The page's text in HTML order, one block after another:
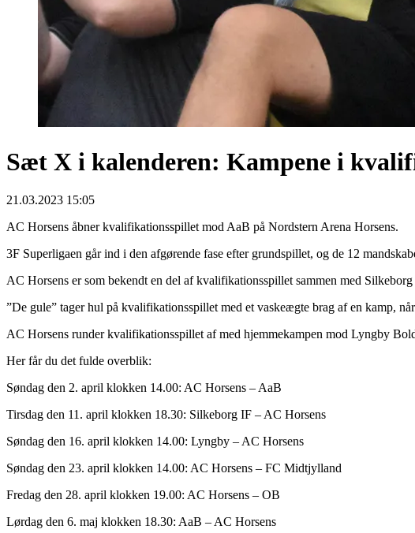
Sæt X i kalenderen: Kampene i
21.03.2023 15:05
AC Horsens åbner kvalifikationsspillet mod AaB på Nordstern Arena Horsens.
3F Superligaen går ind i den afgørende fase efter grundspillet, og de 12
AC Horsens er som bekendt en del af kvalifikationsspillet sammen med
”De gule” tager hul på kvalifikationsspillet med et vaskeægte brag af en kamp,
AC Horsens runder kvalifikationsspillet af med hjemmekampen mod Lyngby
Her får du det fulde overblik:
Søndag den 2. april klokken 14.00: AC Horsens – AaB
Tirsdag den 11. april klokken 18.30: Silkeborg IF – AC Horsens
Søndag den 16. april klokken 14.00: Lyngby – AC Horsens
Søndag den 23. april klokken 14.00: AC Horsens – FC Midtjylland
Fredag den 28. april klokken 19.00: AC Horsens – OB
Lørdag den 6. maj klokken 18.30: AaB – AC Horsens